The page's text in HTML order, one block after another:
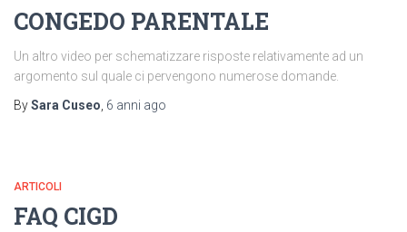
CONGEDO PARENTALE
Un altro video per schematizzare risposte relativamente ad un
argomento sul quale ci pervengono numerose domande.
BySara Cuseo 6 anni ago
ARTICOLI
FAQ CIGD